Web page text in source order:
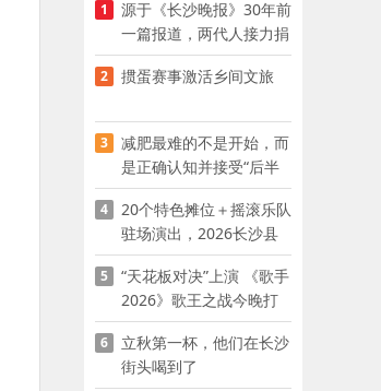
1
源于《长沙晚报》30年前
一篇报道，两代人接力捐
资助学
2 掼蛋赛事激活乡间文旅
3
减肥最难的不是开始，而
是正确认知并接受“后半
程”
4
20个特色摊位＋摇滚乐队
驻场演出，2026长沙县
夜市嘉年华启幕
5
“天花板对决”上演 《歌手
2026》歌王之战今晚打
响
6
立秋第一杯，他们在长沙
街头喝到了